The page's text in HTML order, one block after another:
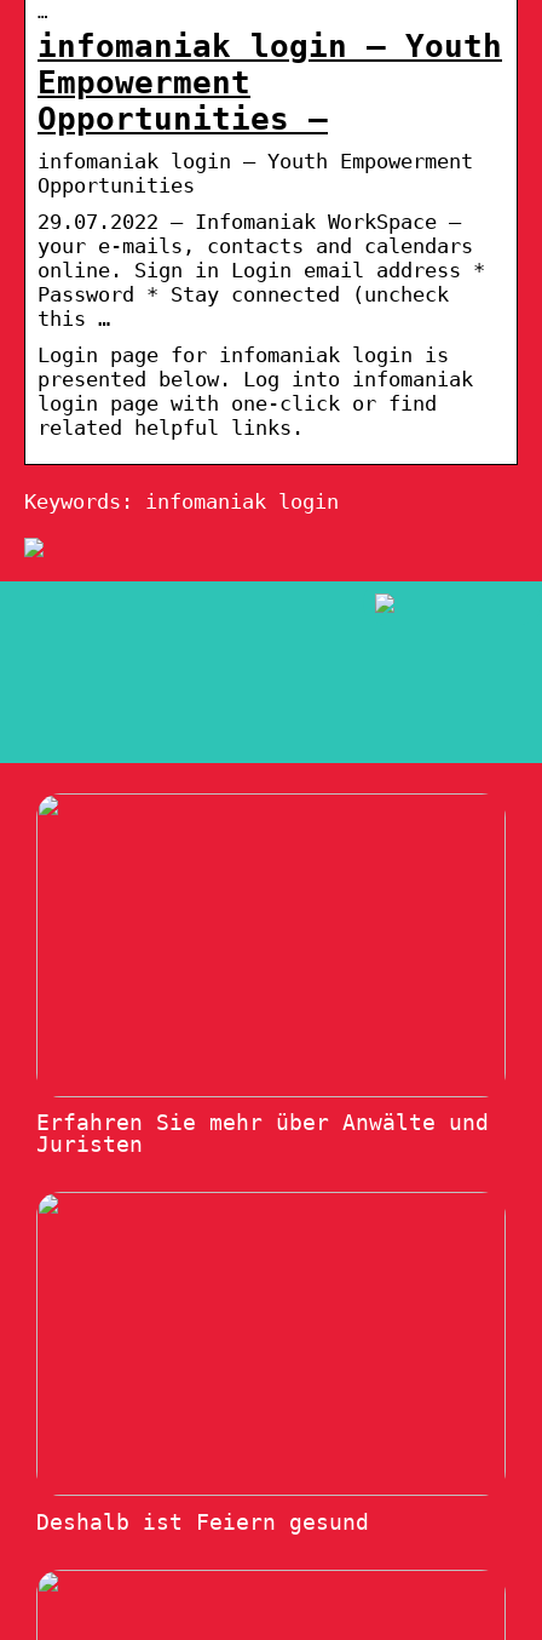
…
infomaniak login – Youth
Empowerment
Opportunities –
infomaniak login – Youth Empowerment
Opportunities
29.07.2022 — Infomaniak WorkSpace –
your e-mails, contacts and calendars
online. Sign in Login email address *
Password * Stay connected (uncheck
this …
Login page for infomaniak login is
presented below. Log into infomaniak
login page with one-click or find
related helpful links.
Keywords: infomaniak login
Erfahren Sie mehr über Anwälte und
Juristen
Deshalb ist Feiern gesund